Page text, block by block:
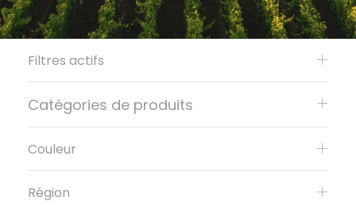
Filtres actifs
Catégories de produits
Couleur
Région